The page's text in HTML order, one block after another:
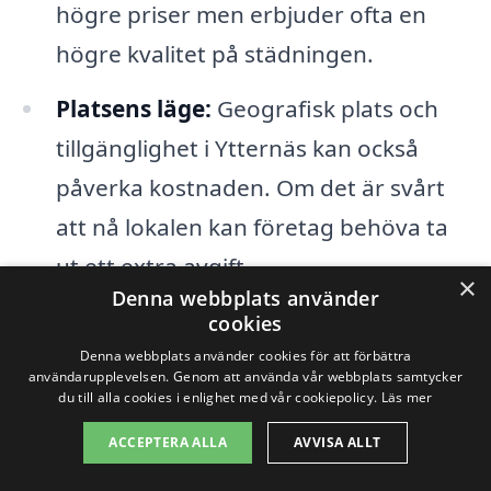
högre priser men erbjuder ofta en
högre kvalitet på städningen.
Platsens läge: Geografisk plats och
tillgänglighet i Ytternäs kan också
påverka kostnaden. Om det är svårt
att nå lokalen kan företag behöva ta
ut ett extra avgift.
Det är därför en god idé att begära flera
offerter från olika städfirmor för att
kunna jämföra priser och tjänster. Att
använda en plattform som hjälper dig att
×
Denna webbplats använder
cookies
Denna webbplats använder cookies för att förbättra
användarupplevelsen. Genom att använda vår webbplats samtycker
du till alla cookies i enlighet med vår cookiepolicy. Läs mer
ACCEPTERA ALLA AVVISA ALLT